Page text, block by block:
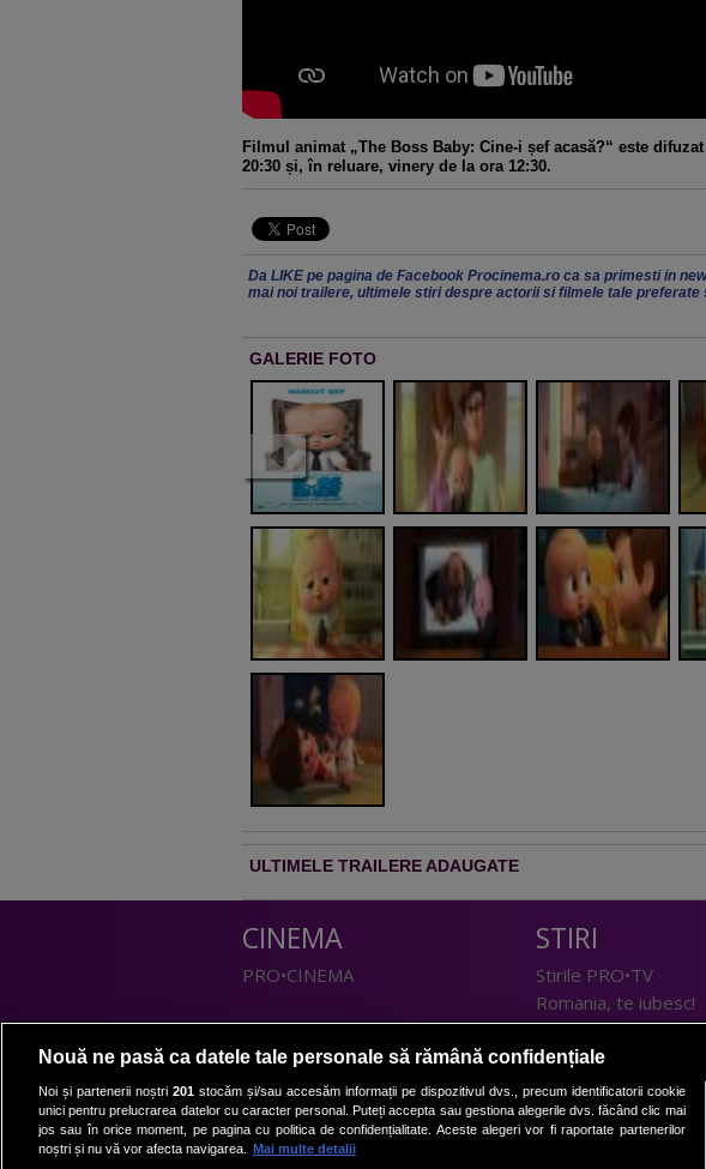
Filmul animat „The Boss Baby: Cine-i șef acasă?“ este
20:30 și, în reluare, vinery de la ora 12:30.
Da LIKE pe pagina de Facebook Procinema.ro ca sa primesti in
mai noi trailere, ultimele stiri despre actorii si filmele tale preferate
GALERIE FOTO
ULTIMELE TRAILERE ADAUGATE
CINEMA
PRO•CINEMA
DIVERTISMENT
PRO•TV
Romanii au talent
Vocea Romaniei
STIRI
Stirile PRO•TV
Romania, te iubesc!
TEHNOLOGIE
I Like IT
Nouă ne pasă ca datele tale personale să rămână confidențiale
Noi și partenerii noștri 201stocăm și/sau accesăm informații pe dispozitivul dvs., precum identificatorii cookie
unici pentru prelucrarea datelor cu caracter personal. Puteți accepta sau gestiona alegerile dvs. făcând clic mai
jos sau în orice moment, pe pagina cu politica de confidențialitate. Aceste alegeri vor fi raportate partenerilor
noștri și nu vă vor afecta navigarea.
Mai multe detalii